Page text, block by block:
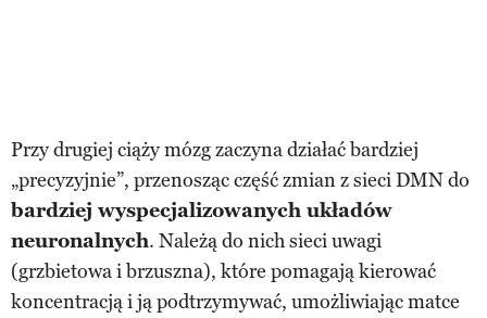
Przy drugiej ciąży mózg zaczyna działać bardziej
„precyzyjnie”, przenosząc część zmian z sieci DMN do
bardziej wyspecjalizowanych układów
neuronalnych. Należą do nich sieci uwagi
(grzbietowa i brzuszna), które pomagają kierować
koncentracją i ją podtrzymywać, umożliwiając matce